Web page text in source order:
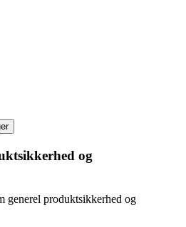
og
generel produktsikkerhed og